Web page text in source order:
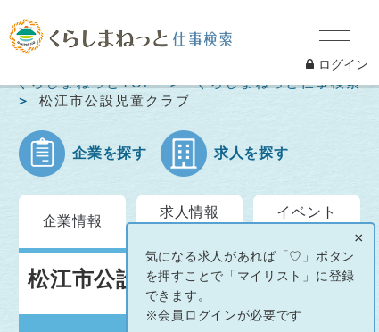
ログイン
くらしまねっとTOP
くらしまねっと仕事検索
松江市公設児童クラブ
企業を探す 求人を探す
企業情報
求人情報
イベント
松江市公設児童クラブ
×
気になる求人があれば「♡」ボタン
を押すことで「マイリスト」に登録
できます。
※会員ログインが必要です